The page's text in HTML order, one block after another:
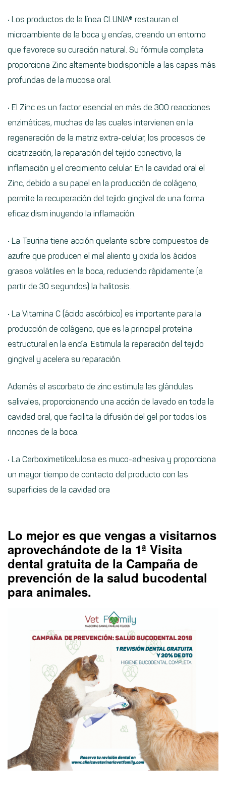
• Los productos de la línea CLUNIA® restauran el
microambiente de la boca y encías, creando un entorno
que favorece su curación natural. Su fórmula completa
proporciona Zinc altamente biodisponible a las capas más
profundas de la mucosa oral.
• El Zinc es un factor esencial en más de 300 reacciones
enzimáticas, muchas de las cuales intervienen en la
regeneración de la matriz extra-celular, los procesos de
cicatrización, la reparación del tejido conectivo, la
inflamación y el crecimiento celular. En la cavidad oral el
Zinc, debido a su papel en la producción de colágeno,
permite la recuperación del tejido gingival de una forma
eficaz dism inuyendo la inflamación.
• La Taurina tiene acción quelante sobre compuestos de
azufre que producen el mal aliento y oxida los ácidos
grasos volátiles en la boca, reduciendo rápidamente (a
partir de 30 segundos) la halitosis.
• La Vitamina C (ácido ascórbico) es importante para la
producción de colágeno, que es la principal proteína
estructural en la encía. Estimula la reparación del tejido
gingival y acelera su reparación.
Además el ascorbato de zinc estimula las glándulas
salivales, proporcionando una acción de lavado en toda la
cavidad oral, que facilita la difusión del gel por todos los
rincones de la boca.
• La Carboximetilcelulosa es muco-adhesiva y proporciona
un mayor tiempo de contacto del producto con las
superficies de la cavidad ora
Lo mejor es que vengas a visitarnos
aprovechándote de la 1ª Visita
dental gratuita de la Campaña de
prevención de la salud bucodental
para animales.